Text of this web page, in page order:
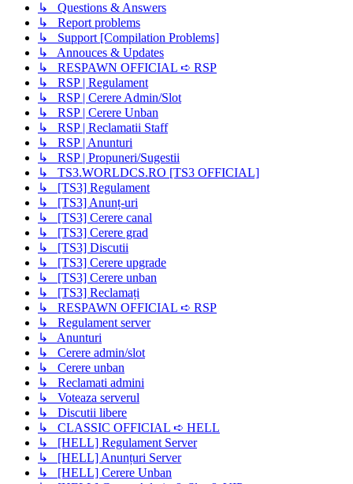
↳ Questions & Answers
↳ Report problems
↳ Support [Compilation Problems]
↳ Annouces & Updates
↳ RESPAWN OFFICIAL ➪ RSP
↳ RSP | Regulament
↳ RSP | Cerere Admin/Slot
↳ RSP | Cerere Unban
↳ RSP | Reclamatii Staff
↳ RSP | Anunturi
↳ RSP | Propuneri/Sugestii
↳ TS3.WORLDCS.RO [TS3 OFFICIAL]
↳ [TS3] Regulament
↳ [TS3] Anunț-uri
↳ [TS3] Cerere canal
↳ [TS3] Cerere grad
↳ [TS3] Discutii
↳ [TS3] Cerere upgrade
↳ [TS3] Cerere unban
↳ [TS3] Reclamați
↳ RESPAWN OFFICIAL ➪ RSP
↳ Regulament server
↳ Anunturi
↳ Cerere admin/slot
↳ Cerere unban
↳ Reclamati admini
↳ Voteaza serverul
↳ Discutii libere
↳ CLASSIC OFFICIAL ➪ HELL
↳ [HELL] Regulament Server
↳ [HELL] Anunțuri Server
↳ [HELL] Cerere Unban